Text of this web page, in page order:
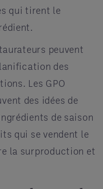
qui tirent le
peuvent
des
Les GPO
des idées de
de saison
qui se vendent le
la surproduction et